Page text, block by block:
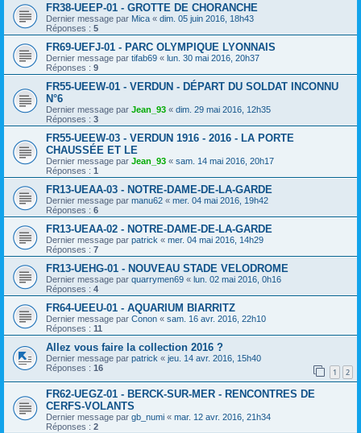
FR38-UEEP-01 - GROTTE DE CHORANCHE
Dernier message par Mica « dim. 05 juin 2016, 18h43
Réponses : 5
FR69-UEFJ-01 - PARC OLYMPIQUE LYONNAIS
Dernier message par tifab69 « lun. 30 mai 2016, 20h37
Réponses : 9
FR55-UEEW-01 - VERDUN - DÉPART DU SOLDAT INCONNU
N°6
Dernier message par Jean_93 « dim. 29 mai 2016, 12h35
Réponses : 3
FR55-UEEW-03 - VERDUN 1916 - 2016 - LA PORTE
CHAUSSÉE ET LE
Dernier message par Jean_93 « sam. 14 mai 2016, 20h17
Réponses : 1
FR13-UEAA-03 - NOTRE-DAME-DE-LA-GARDE
Dernier message par manu62 « mer. 04 mai 2016, 19h42
Réponses : 6
FR13-UEAA-02 - NOTRE-DAME-DE-LA-GARDE
Dernier message par patrick « mer. 04 mai 2016, 14h29
Réponses : 7
FR13-UEHG-01 - NOUVEAU STADE VELODROME
Dernier message par quarrymen69 « lun. 02 mai 2016, 0h16
Réponses : 4
FR64-UEEU-01 - AQUARIUM BIARRITZ
Dernier message par Conon « sam. 16 avr. 2016, 22h10
Réponses : 11
Allez vous faire la collection 2016 ?
Dernier message par patrick « jeu. 14 avr. 2016, 15h40
Réponses : 16 1 2
FR62-UEGZ-01 - BERCK-SUR-MER - RENCONTRES DE
CERFS-VOLANTS
Dernier message par gb_numi « mar. 12 avr. 2016, 21h34
Réponses : 2